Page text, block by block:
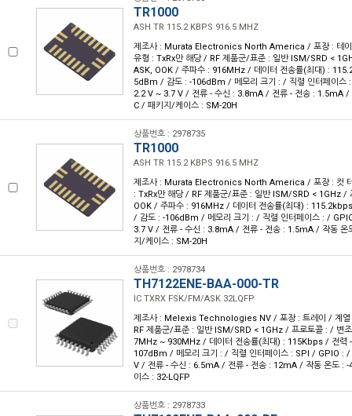
TR1000
ASH TR 115.2 KBPS 916.5 MHZ
제조사 : Murata Electronics North America / 포장 : 테
유형 : TxRx만 해당 / RF 제품군/표준 : 일반 ISM/SRD <
ASK, OOK / 주파수 : 916MHz / 데이터 전송률(최대) :
5dBm / 감도 : -106dBm / 메모리 크기 : / 직렬 인터페이스
2.2 V ~ 3.7 V / 전류 - 수신 : 3.8mA / 전류 - 전송 : 1.5mA /
C / 패키지/케이스 : SM-20H
상품번호 : 2978735
TR1000
ASH TR 115.2 KBPS 916.5 MHZ
제조사 : Murata Electronics North America / 포장 : 컷
: TxRx만 해당 / RF 제품군/표준 : 일반 ISM/SRD < 1GHz /
OOK / 주파수 : 916MHz / 데이터 전송률(최대) :
/ 감도 : -106dBm / 메모리 크기 : / 직렬 인터페이스 : /
3.7 V / 전류 - 수신 : 3.8mA / 전류 - 전송 : 1.5mA / 작동 온
지/케이스 : SM-20H
상품번호 : 2978734
TH7122ENE-BAA-000-TR
IC TXRX FSK/FM/ASK 32LQFP
제조사 : Melexis Technologies NV / 포장 : 트레이 / 계열
RF 제품군/표준 : 일반 ISM/SRD < 1GHz / 프로토콜 : / 변
7MHz ~ 930MHz / 데이터 전송률(최대) : 115Kbps / 전력
107dBm / 메모리 크기 : / 직렬 인터페이스 : SPI / GPIO : /
V / 전류 - 수신 : 6.5mA / 전류 - 전송 : 12mA / 작동 온도 : -
이스 : 32-LQFP
상품번호 : 2978733